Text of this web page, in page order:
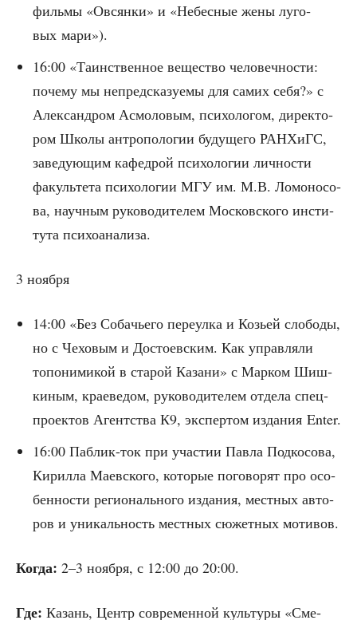
филь­мы «Овсян­ки» и «Небес­ные жены луго­
вых мари»).
16:00 «Таин­ствен­ное веще­ство чело­веч­но­сти:
поче­му мы непред­ска­зу­е­мы для самих себя?» с
Алек­сан­дром Асмо­ло­вым, пси­хо­ло­гом, дирек­то­
ром Шко­лы антро­по­ло­гии буду­ще­го РАН­ХиГС,
заве­ду­ю­щим кафед­рой пси­хо­ло­гии лич­но­сти
факуль­те­та пси­хо­ло­гии МГУ им. М.В. Ломо­но­со­
ва, науч­ным руко­во­ди­те­лем Мос­ков­ско­го инсти­
ту­та психоанализа.
3 нояб­ря
14:00 «Без Соба­чье­го пере­ул­ка и Козьей сло­бо­ды,
но с Чехо­вым и Досто­ев­ским. Как управ­ля­ли
топо­ни­ми­кой в ста­рой Каза­ни» с Мар­ком Шиш­
ки­ным, кра­е­ве­дом, руко­во­ди­те­лем отде­ла спец­
про­ек­тов Агент­ства К9, экс­пер­том изда­ния Enter.
16:00 Паб­лик-ток при уча­стии Пав­ла Под­ко­со­ва,
Кирил­ла Маев­ско­го, кото­рые пого­во­рят про осо­
бен­но­сти реги­о­наль­но­го изда­ния, мест­ных авто­
ров и уни­каль­ность мест­ных сюжет­ных мотивов.
Когда: 2–3 нояб­ря, с 12:00 до 20:00.
Где: Казань, Центр совре­мен­ной куль­ту­ры «Сме­